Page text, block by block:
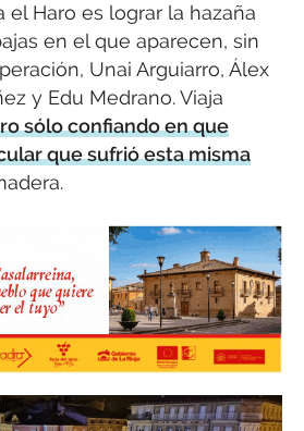
el Haro es lograr la hazaña
en el que aparecen, sin
Unai Arguiarro, Álex
y Edu Medrano. Viaja
sólo confiando en que
que sufrió esta misma